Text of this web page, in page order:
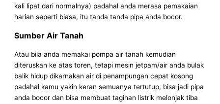
kali lipat dari normalnya) padahal anda merasa pemakaian
harian seperti biasa, itu tanda tanda pipa anda bocor.
Sumber Air Tanah
Atau bila anda memakai pompa air tanah kemudian
diteruskan ke atas toren, tetapi mesin jetpam/air anda bulak
balik hidup dikarnakan air di penampungan cepat kosong
padahal kamu yakin keran semuanya tertutup, bisa jadi pipa
anda bocor dan bisa membuat tagihan listrik melonjak tiba